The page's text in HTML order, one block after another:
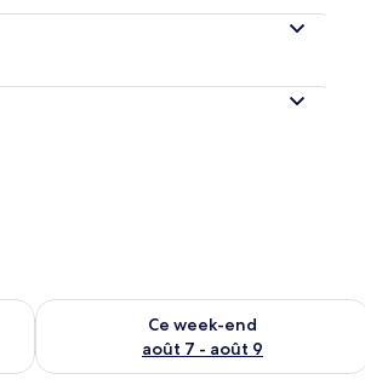
août 7 - août 8
Ce week-end
août 7 - août 9
Vérifier la disponibilité pour ce week-